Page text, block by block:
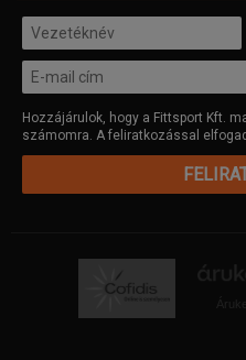
Hozzájárulok, hogy a Fittsport Kft.
számomra. A feliratkozással